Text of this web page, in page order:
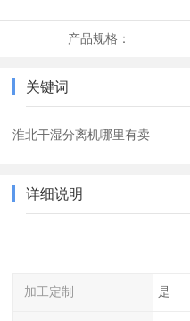
产品规格：
关键词
淮北干湿分离机哪里有卖
详细说明
加工定制 是